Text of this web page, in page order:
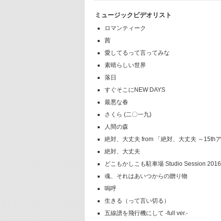
ミュージックビデオリスト
ロマンティーク
茜
愛してるって言ってみな
素晴らしい世界
落日
すぐそこにNEW DAYS
最悪な春
さくら (二〇一九)
人間の森
絶対、大丈夫 from 「絶対、大丈夫 ～15th
絶対、大丈夫
どこもかしこも駐車場 Studio Session 2016
魂、それはあいつからの贈り物
嗚呼
生きる（って言い切る）
五線譜を飛行機にして -full ver.-